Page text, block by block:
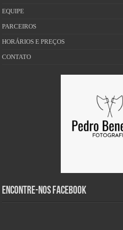
EQUIPE
PARCEIROS
HORÁRIOS E PREÇOS
CONTATO
Encontre-nos Facebook